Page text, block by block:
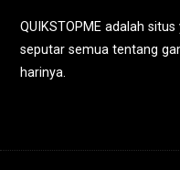
QUIKSTOPME adalah
seputar semua tentang
harinya.